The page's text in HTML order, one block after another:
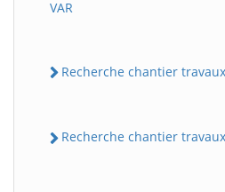
VAR
Recherche chantier travaux
Recherche chantier travaux